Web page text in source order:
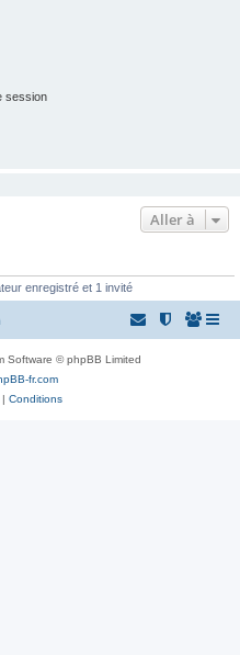
session
Aller à
enregistré et 1 invité
Software © phpBB Limited
fr.com
| Conditions